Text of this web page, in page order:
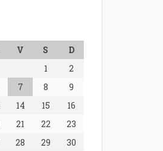
V S
D
1
2
7 8
9
14 15
16
21 22
23
28 29
30